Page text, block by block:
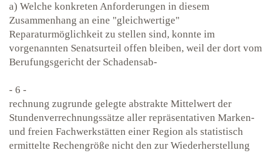
a) Welche konkreten Anforderungen in diesem
Zusammenhang an eine "gleichwertige"
Reparaturmöglichkeit zu stellen sind, konnte im
vorgenannten Senatsurteil offen bleiben, weil der dort vom
Berufungsgericht der Schadensab-
- 6 -
rechnung zugrunde gelegte abstrakte Mittelwert der
Stundenverrechnungssätze aller repräsentativen Marken-
und freien Fachwerkstätten einer Region als statistisch
ermittelte Rechengröße nicht den zur Wiederherstellung